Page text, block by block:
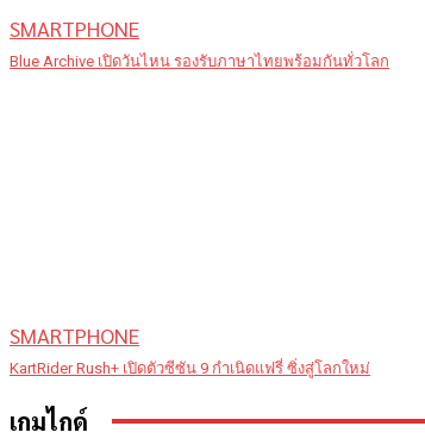
SMARTPHONE
Blue Archive เปิดวันไหน รองรับภาษาไทยพร้อมกันทั่วโลก
SMARTPHONE
KartRider Rush+ เปิดตัวซีซัน 9 กำเนิดแฟรี่ ซิ่งสู่โลกใหม่
เกมไกด์